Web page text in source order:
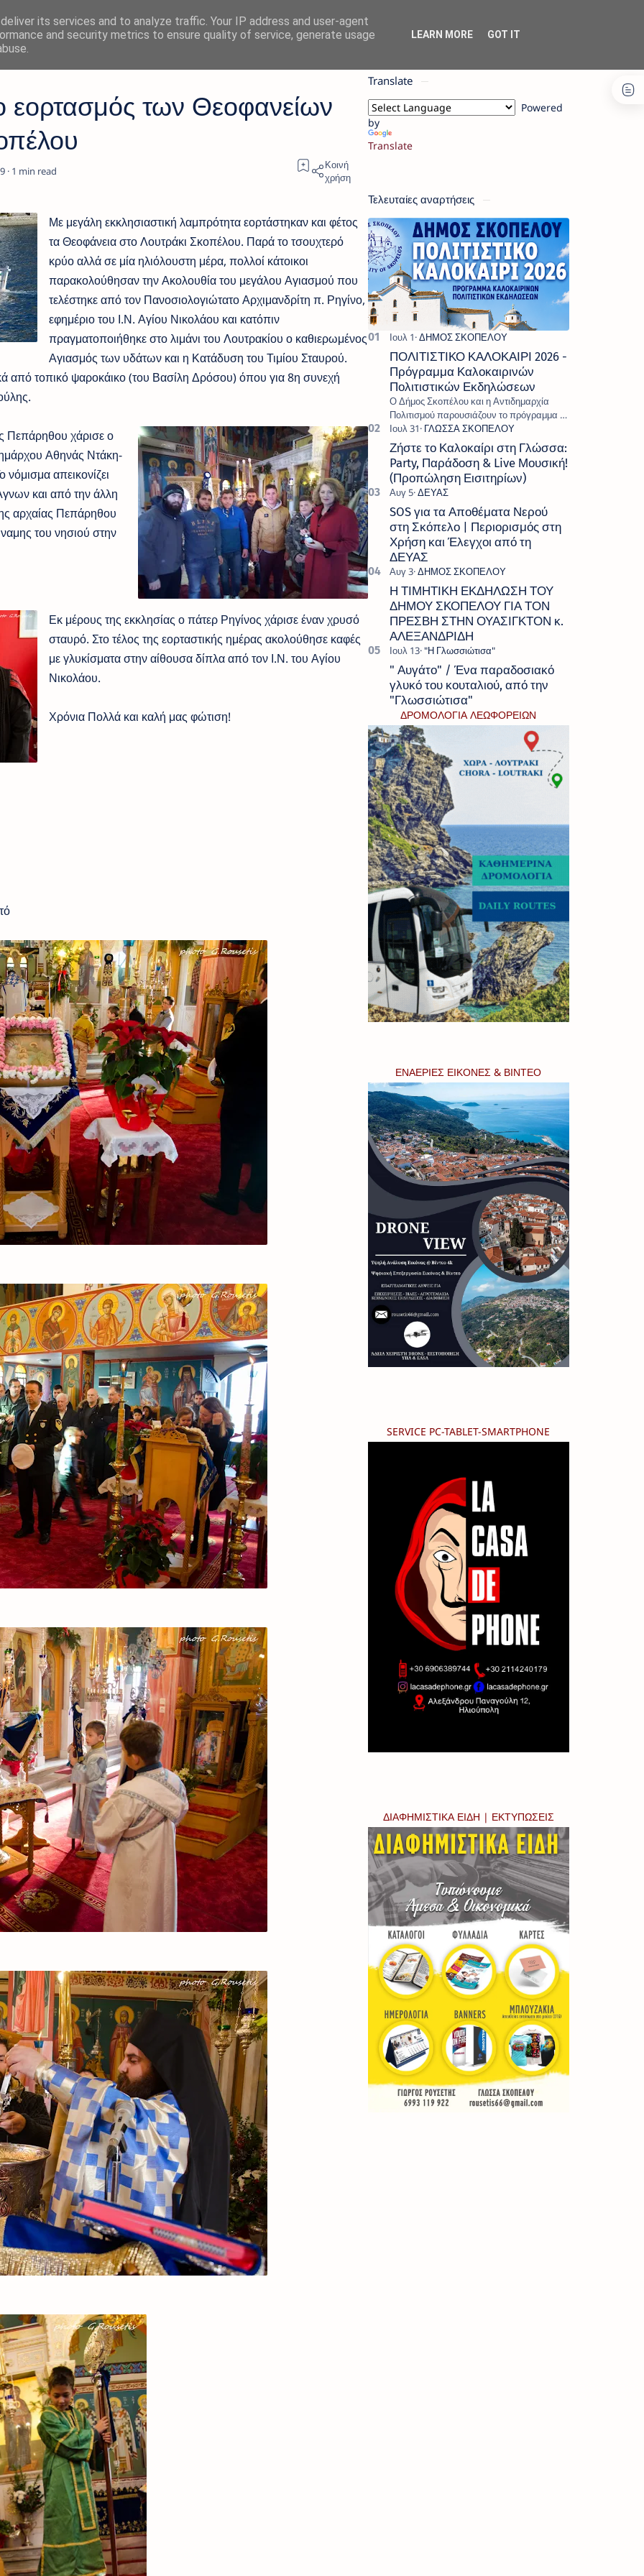
των Θεοφανείων
1
Με μεγάλη εκκλησιαστική λαμπρότητα εορτάστηκαν και φέτος
τα Θεοφάνεια στο Λουτράκι Σκοπέλου. Παρά το τσουχτερό
κρύο αλλά σε μία ηλιόλουστη μέρα, πολλοί κάτοικοι
παρακολούθησαν την Ακολουθία του μεγάλου Αγιασμού που
τελέστηκε από τον Πανοσιολογιώτατο Αρχιμανδρίτη π. Ρηγίνο,
εφημέριο του Ι.Ν. Αγίου Νικολάου και κατόπιν
πραγματοποιήθηκε στο λιμάνι του Λουτρακίου ο καθιερωμένος
Αγιασμός των υδάτων και η Κατάδυση του Τιμίου Σταυρού.
από τοπικό ψαροκάικο (του Βασίλη Δρόσου) όπου για 8η συνεχή
Πεπάρηθου χάρισε ο
Αθηνάς Ντάκη-
απεικονίζει
και από την άλλη
αρχαίας Πεπάρηθου
του νησιού στην
Εκ μέρους της εκκλησίας ο πάτερ Ρηγίνος χάρισε έναν χρυσό
σταυρό. Στο τέλος της εορταστικής ημέρας ακολούθησε καφές
με γλυκίσματα στην αίθουσα δίπλα από τον Ι.Ν. του Αγίου
Νικολάου.
Χρόνια Πολλά και καλή μας φώτιση!
Translate
Powered
by
Translate
Τελευταίες αναρτήσεις
ΠΟΛΙΤΙΣΤΙΚΟ ΚΑΛΟΚΑΙΡΙ 2026 -
Πρόγραμμα Καλοκαιρινών
Πολιτιστικών Εκδηλώσεων
Ο Δήμος Σκοπέλου και η Αντιδημαρχία
Πολιτισμού παρουσιάζουν το πρόγραμμα «
Πολιτιστικό Καλοκαίρι 2026 », ένα πλούσιο
και πολυσυλλεκτικό πρόγραμμα εκδ…
Ζήστε το Καλοκαίρι στη Γλώσσα:
Party, Παράδοση & Live Μουσική!
(Προπώληση Εισιτηρίων)
SOS για τα Αποθέματα Νερού
στη Σκόπελο | Περιορισμός στη
Χρήση και Έλεγχοι από τη
ΔΕΥΑΣ
Η ΤΙΜΗΤΙΚΗ ΕΚΔΗΛΩΣΗ ΤΟΥ
ΔΗΜΟΥ ΣΚΟΠΕΛΟΥ ΓΙΑ ΤΟΝ
ΠΡΕΣΒΗ ΣΤΗΝ ΟΥΑΣΙΓΚΤΟΝ κ.
ΑΛΕΞΑΝΔΡΙΔΗ
" Αυγάτο" / Ένα παραδοσιακό
γλυκό του κουταλιού, από την
"Γλωσσιώτισα"
ΔΡΟΜΟΛΟΓΙΑ ΛΕΩΦΟΡΕΙΩΝ
ΕΝΑΕΡΙΕΣ ΕΙΚΟΝΕΣ & ΒΙΝΤΕΟ
SERVICE PC-TABLET-SMARTPHONE
ΔΙΑΦΗΜΙΣΤΙΚΑ ΕΙΔΗ | ΕΚΤΥΠΩΣΕΙΣ
its services and to analyze traffic. Your IP address and user-agent
and security metrics to ensure quality of service, generate usage
LEARN MORE GOT IT